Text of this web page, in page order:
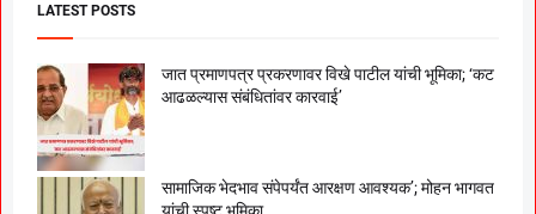
LATEST POSTS
जात प्रमाणपत्र प्रकरणावर विखे पाटील यांची भूमिका; ‘कट
आढळल्यास संबंधितांवर कारवाई’
सामाजिक भेदभाव संपेपर्यंत आरक्षण आवश्यक’; मोहन भागवत